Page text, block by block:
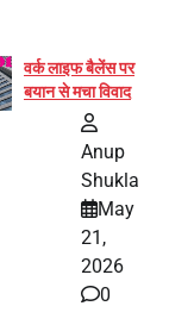
वर्क लाइफ बैलेंस पर
बयान से मचा विवाद
Anup
Shukla
May
21,
2026
0